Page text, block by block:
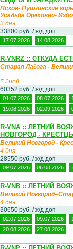
Псков- Пушкинские
Усадьба Ореховно-
3 дня
33800 руб. / ж/д доп
17.07.2026 14.08.2026
R-VNRZ :: ОТКУДА
Старая Ладога -
5 дней
60352 руб. / ж/д доп
01.07.2026 08.07.2026
19.08.2026
02.09.2026
R-VNA :: ЛЕТНИЙ
НОВГОРОД -
Великий Новгород -
4 дня
28550 руб. / ж/д доп
09.07.2026 06.08.2026
R-VNB :: ЛЕТНИЙ
Великий
4 дня
30650 руб. / ж/д доп
02.07.2026 09.07.2026
20.08.2026
27.08.2026